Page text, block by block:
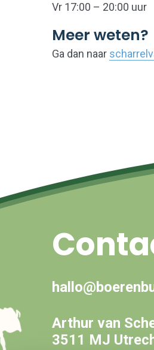
Vr 17:00 – 20:00 uur
Meer weten?
Ga dan naar
Arthur van
3511 MJ